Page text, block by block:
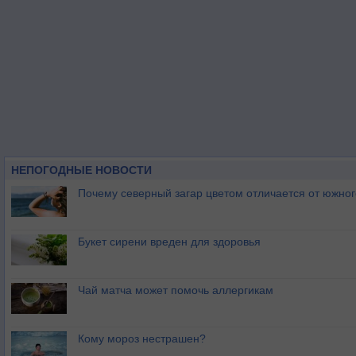
НЕПОГОДНЫЕ НОВОСТИ
Почему северный загар цветом отличается от
Букет сирени вреден для здоровья
Чай матча может помочь аллергикам
Кому мороз нестрашен?